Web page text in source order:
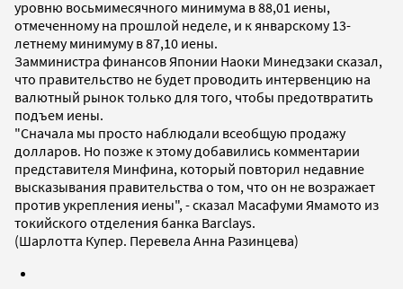
уровню восьмимесячного минимума в 88,01 иены,
отмеченному на прошлой неделе, и к январскому 13-
летнему минимуму в 87,10 иены.
Замминистра финансов Японии Наоки Минедзаки сказал,
что правительство не будет проводить интервенцию на
валютный рынок только для того, чтобы предотвратить
подъем иены.
"Сначала мы просто наблюдали всеобщую продажу
долларов. Но позже к этому добавились комментарии
представителя Минфина, который повторил недавние
высказывания правительства о том, что он не возражает
против укрепления иены", - сказал Масафуми Ямамото из
токийского отделения банка Barclays.
(Шарлотта Купер. Перевела Анна Разинцева)